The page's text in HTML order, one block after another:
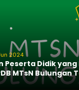
2024
Peserta Didik
MTsN Bulungan